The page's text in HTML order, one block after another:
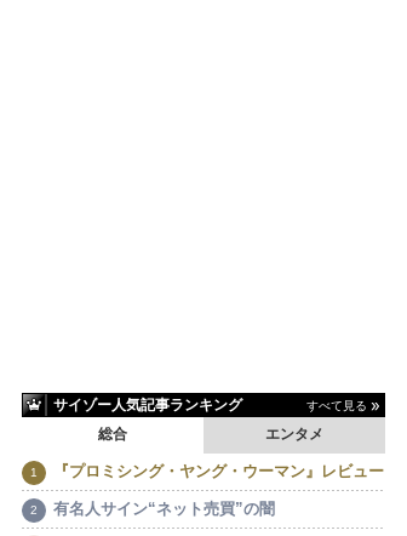
サイゾー人気記事ランキング すべて見る
エンタメ
総合
『プロミシング・ヤング・ウーマン』レビュー
有名人サイン“ネット売買”の闇